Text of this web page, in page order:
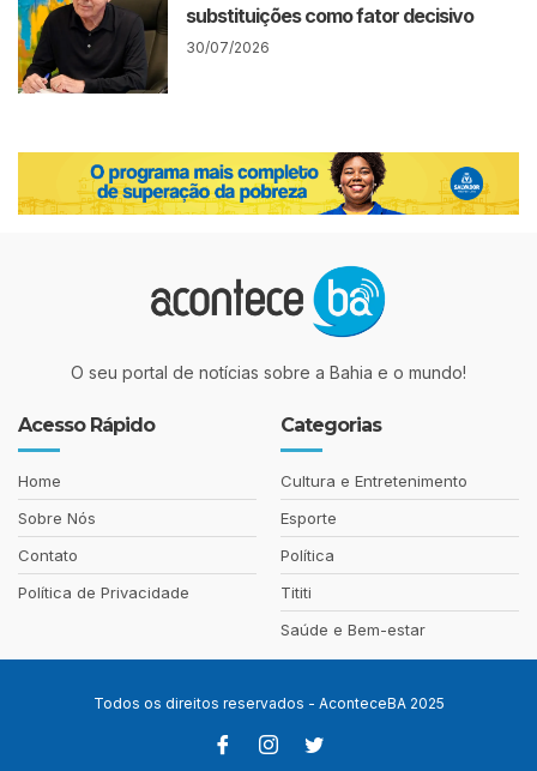
substituições como fator decisivo
30/07/2026
O seu portal de notícias sobre a Bahia e o mundo!
Acesso Rápido
Home
Sobre Nós
Contato
Política de Privacidade
Categorias
Cultura e Entretenimento
Esporte
Política
Tititi
Saúde e Bem-estar
Todos os direitos reservados - AconteceBA 2025